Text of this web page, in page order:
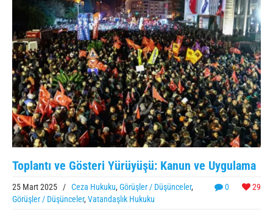
Toplantı ve Gösteri Yürüyüşü: Kanun ve Uygulama
0 29
25 Mart 2025 / Ceza Hukuku, Görüşler / Düşünceler,
Görüşler / Düşünceler, Vatandaşlık Hukuku